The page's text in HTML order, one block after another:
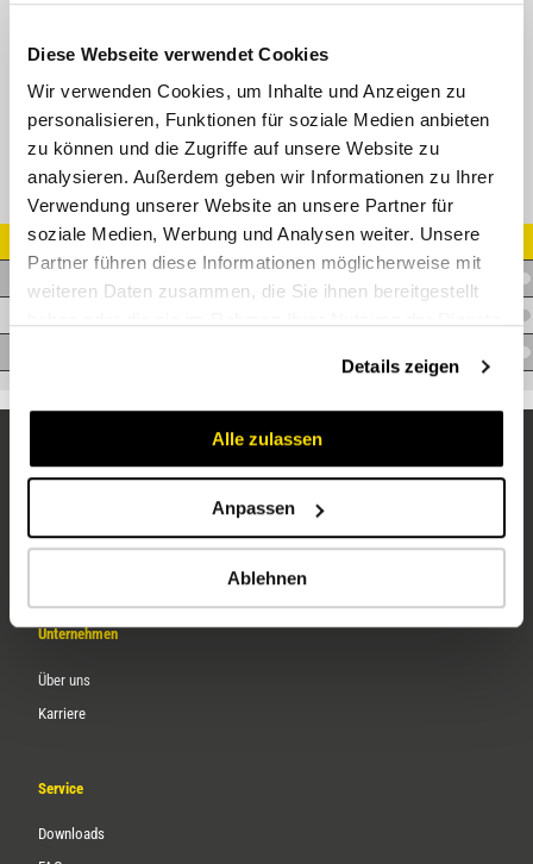
Diese Webseite verwendet Cookies
Wir verwenden Cookies, um Inhalte und Anzeigen zu
personalisieren, Funktionen für soziale Medien anbieten
zu können und die Zugriffe auf unsere Website zu
analysieren. Außerdem geben wir Informationen zu Ihrer
Verwendung unserer Website an unsere Partner für
soziale Medien, Werbung und Analysen weiter. Unsere
Partner führen diese Informationen möglicherweise mit
weiteren Daten zusammen, die Sie ihnen bereitgestellt
Details zeigen
Alle zulassen
Anpassen
Ablehnen
Artikel Nr.
Unternehmen
Über uns
Karriere
Service
Downloads